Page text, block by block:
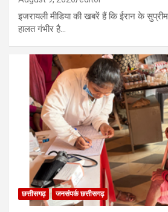
इजरायली मीडिया की खबरें हैं कि ईरान के
हालत गंभीर है…
छत्तीसगढ़ जनसंपर्क छत्तीसगढ़